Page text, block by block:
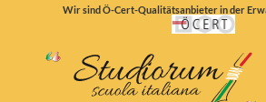
Wir sind Ö-Cert-Qualitätsanbieter in der